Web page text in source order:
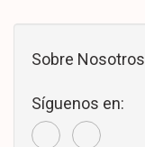
Sobre Nosotros
Síguenos en: